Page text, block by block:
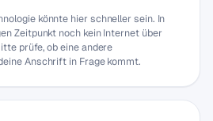
könnte hier schneller sein. In
Zeitpunkt noch kein Internet über
prüfe, ob eine andere
Anschrift in Frage kommt.